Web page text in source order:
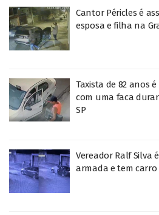
Cantor Péricles é
esposa e filha na
Taxista de 82 anos
com uma faca
SP
Vereador Ralf Silva
armada e tem carro